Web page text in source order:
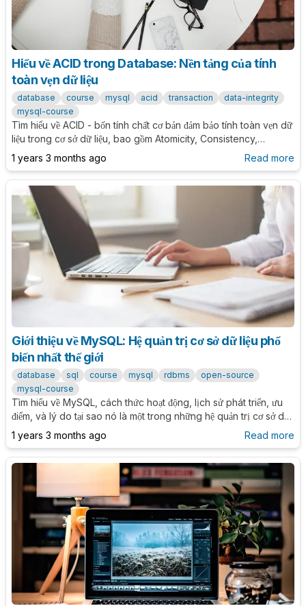
Hiểu về ACID trong Database: Nền tảng của tính
toàn vẹn dữ liệu
database course mysql acid transaction
data-integrity
mysql-course
Tìm hiểu về ACID - bốn tính chất cơ bản đảm bảo tính toàn vẹn dữ
liệu trong cơ sở dữ liệu, bao gồm Atomicity, Consistency,
Isolation và Durability.
1 years 3 months ago Read more
Giới thiệu về MySQL: Hệ quản trị cơ sở dữ liệu phổ
biến nhất thế giới
database sql course mysql rdbms
open-source
mysql-course
Tìm hiểu về MySQL, cách thức hoạt động, lịch sử phát triển, ưu
điểm, và lý do tại sao nó là một trong những hệ quản trị cơ sở dữ
liệu phổ biến nhất hiện nay.
1 years 3 months ago Read more